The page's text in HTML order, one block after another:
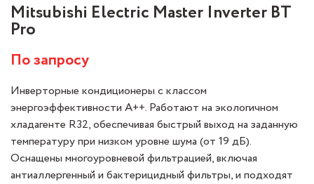
Mitsubishi Electric Master Inverter BT
Pro
По запросу
Инверторные кондиционеры с классом
энергоэффективности А++. Работают на экологичном
хладагенте R32, обеспечивая быстрый выход на заданную
температуру при низком уровне шума (от 19 дБ).
Оснащены многоуровневой фильтрацией, включая
антиаллергенный и бактерицидный фильтры, и подходят